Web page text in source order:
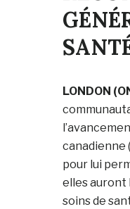
LONDON
canadienne
pour lui
elles auront
soins de